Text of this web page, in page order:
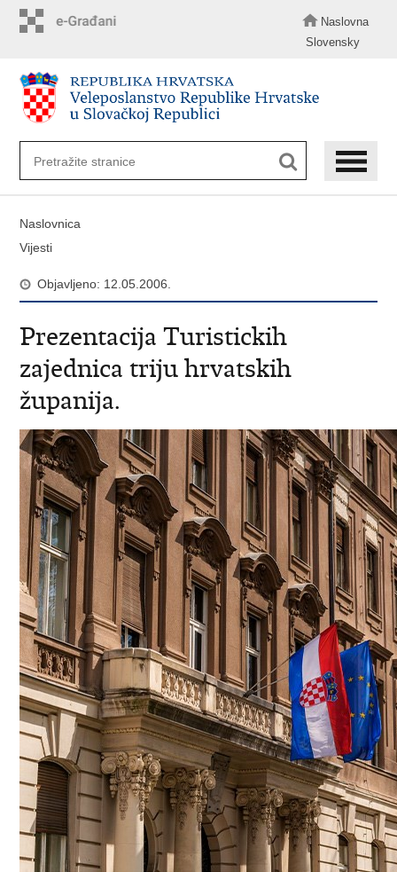
Naslovna
Slovensky
Naslovnica
Vijesti
Objavljeno: 12.05.2006.
Prezentacija Turistickih
zajednica triju hrvatskih
županija.